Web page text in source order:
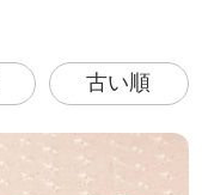
古い順